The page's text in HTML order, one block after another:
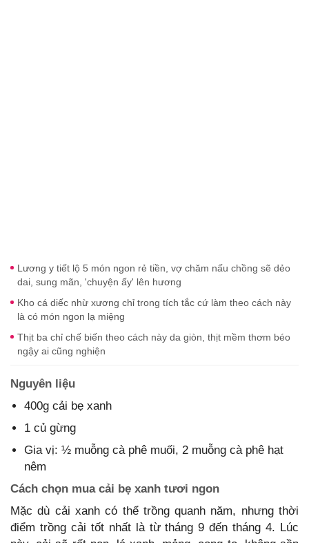
Lương y tiết lộ 5 món ngon rẻ tiền, vợ chăm nấu chồng sẽ dẻo
dai, sung mãn, 'chuyện ấy' lên hương
Kho cá diếc nhừ xương chỉ trong tích tắc cứ làm theo cách này
là có món ngon lạ miệng
Thịt ba chỉ chế biến theo cách này da giòn, thịt mềm thơm béo
ngậy ai cũng nghiện
Nguyên liệu
400g cải bẹ xanh
1 củ gừng
Gia vị: ½ muỗng cà phê muối, 2 muỗng cà phê hạt
nêm
Cách chọn mua cải bẹ xanh tươi ngon
Mặc dù cải xanh có thể trồng quanh năm, nhưng thời
điểm trồng cải tốt nhất là từ tháng 9 đến tháng 4. Lúc